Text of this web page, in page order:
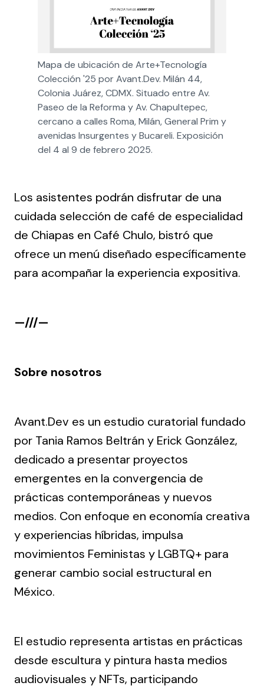
Mapa de ubicación de Arte+Tecnología
Colección '25 por Avant.Dev. Milán 44,
Colonia Juárez, CDMX. Situado entre Av.
Paseo de la Reforma y Av. Chapultepec,
cercano a calles Roma, Milán, General Prim y
avenidas Insurgentes y Bucareli. Exposición
del 4 al 9 de febrero 2025.
Los asistentes podrán disfrutar de una
cuidada selección de café de especialidad
de Chiapas en Café Chulo, bistró que
ofrece un menú diseñado específicamente
para acompañar la experiencia expositiva.
—///—
Sobre nosotros
Avant.Dev es un estudio curatorial fundado
por Tania Ramos Beltrán y Erick González,
dedicado a presentar proyectos
emergentes en la convergencia de
prácticas contemporáneas y nuevos
medios. Con enfoque en economía creativa
y experiencias híbridas, impulsa
movimientos Feministas y LGBTQ+ para
generar cambio social estructural en
México.
El estudio representa artistas en prácticas
desde escultura y pintura hasta medios
audiovisuales y NFTs, participando